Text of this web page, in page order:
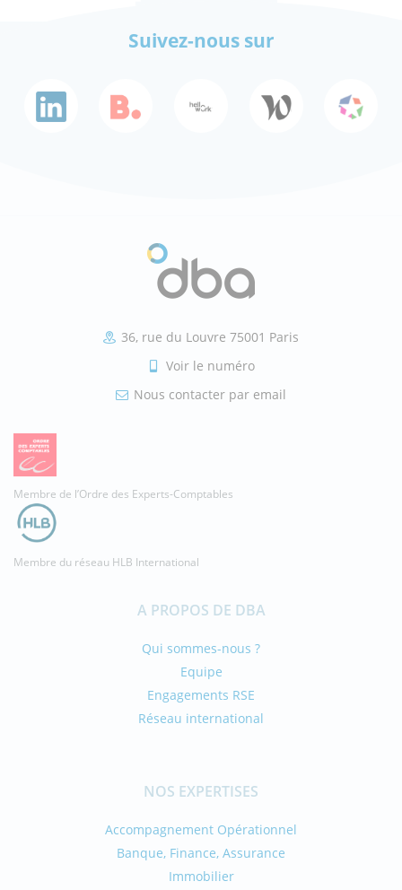
Suivez-nous sur
36, rue du Louvre 75001 Paris
Voir le numéro
Nous contacter par email
Membre de l’Ordre des Experts-Comptables
Membre du réseau HLB International
A PROPOS DE DBA
Qui sommes-nous ?
Equipe
Engagements RSE
Réseau international
NOS EXPERTISES
Accompagnement Opérationnel
Banque, Finance, Assurance
Immobilier